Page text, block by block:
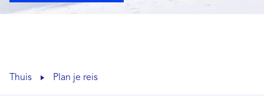
Thuis Plan je reis